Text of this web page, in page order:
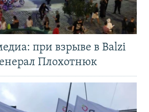
при взрыве в Balzi
Плохотнюк